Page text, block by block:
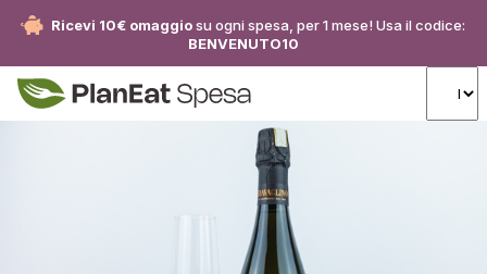
Ricevi 10€ omaggiosu ogni spesa, per 1 mese! Usa il codice:
BENVENUTO10